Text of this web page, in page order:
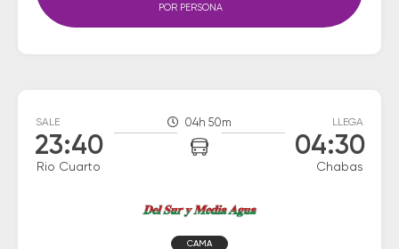
POR PERSONA
SALE
23:40
Rio Cuarto
04h 50m LLEGA
04:30
Chabas
CAMA